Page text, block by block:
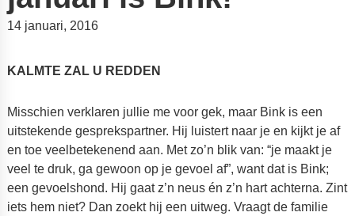
14 januari, 2016
KALMTE ZAL U REDDEN
Misschien verklaren jullie me voor gek, maar Bink is een
uitstekende gesprekspartner. Hij luistert naar je en kijkt je af
en toe veelbetekenend aan. Met zo’n blik van: “je maakt je
veel te druk, ga gewoon op je gevoel af”, want dat is Bink;
een gevoelshond. Hij gaat z’n neus én z’n hart achterna. Zint
iets hem niet? Dan zoekt hij een uitweg. Vraagt de familie